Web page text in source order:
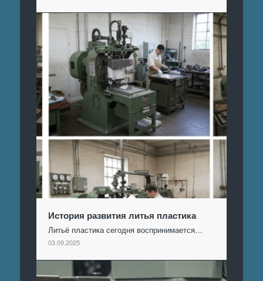
История развития литья пластика
Литьё пластика сегодня воспринимается…
03.09.2025